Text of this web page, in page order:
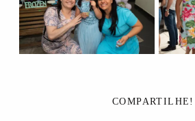
COMPARTILHE!